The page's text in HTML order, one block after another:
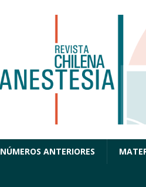
NÚMEROS ANTERIORES